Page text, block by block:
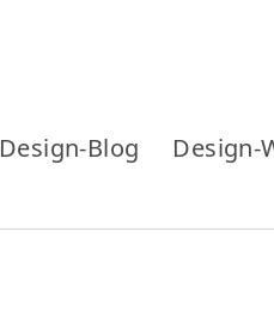
Design-Blog Design-